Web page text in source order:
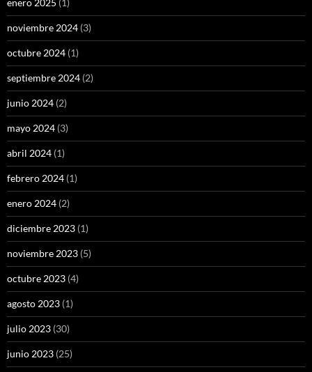
enero 2025 (1)
noviembre 2024 (3)
octubre 2024 (1)
septiembre 2024 (2)
junio 2024 (2)
mayo 2024 (3)
abril 2024 (1)
febrero 2024 (1)
enero 2024 (2)
diciembre 2023 (1)
noviembre 2023 (5)
octubre 2023 (4)
agosto 2023 (1)
julio 2023 (30)
junio 2023 (25)